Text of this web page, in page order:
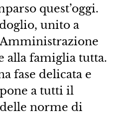
quest’oggi.
unito a
alla famiglia tutta.
fase delicata e
a tutti il
norme di